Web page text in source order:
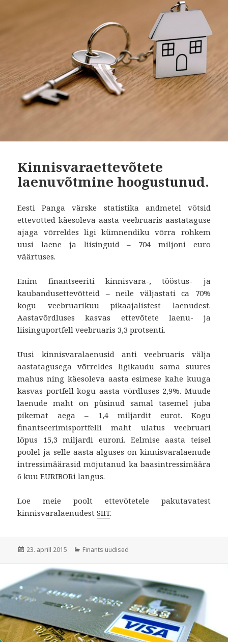
Kinnisvaraettevõtete
laenuvõtmine hoogustunud.
Eesti Panga värske statistika andmetel võtsid
ettevõtted käesoleva aasta veebruaris aastataguse
ajaga võrreldes ligi kümnendiku võrra rohkem
uusi laene ja liisinguid – 704 miljoni euro
väärtuses.
Enim finantseeriti kinnisvara-, tööstus- ja
kaubandusettevõtteid – neile väljastati ca 70%
kogu veebruarikuu pikaajalistest laenudest.
Aastavõrdluses kasvas ettevõtete laenu- ja
liisinguportfell veebruaris 3,3 protsenti.
Uusi kinnisvaralaenusid anti veebruaris välja
aastatagusega võrreldes ligikaudu sama suures
mahus ning käesoleva aasta esimese kahe kuuga
kasvas portfell kogu aasta võrdluses 2,9%. Muude
laenude maht on püsinud samal tasemel juba
pikemat aega – 1,4 miljardit eurot. Kogu
finantseerimisportfelli maht ulatus veebruari
lõpus 15,3 miljardi euroni. Eelmise aasta teisel
poolel ja selle aasta alguses on kinnisvaralaenude
intressimäärasid mõjutanud ka baasintressimäära
6 kuu EURIBORi langus.
Loe meie poolt ettevõtetele pakutavatest
kinnisvaralaenudestSIIT.
Postitatud
23. aprill 2015 Rubriigid
Finants uudised